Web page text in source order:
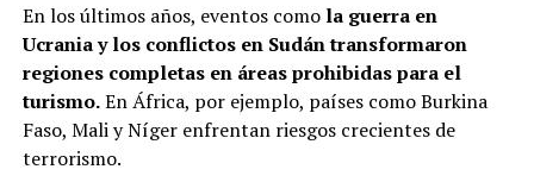
En los últimos años, eventos como la guerra en
Ucrania y los conflictos en Sudán transformaron
regiones completas en áreas prohibidas para el
turismo.En África, por ejemplo, países como Burkina
Faso, Mali y Níger enfrentan riesgos crecientes de
terrorismo.